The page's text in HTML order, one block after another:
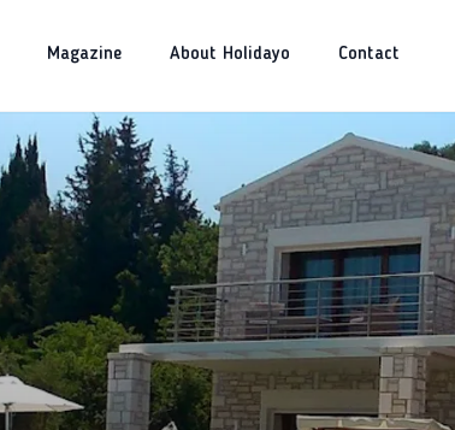
Magazine About Holidayo Contact